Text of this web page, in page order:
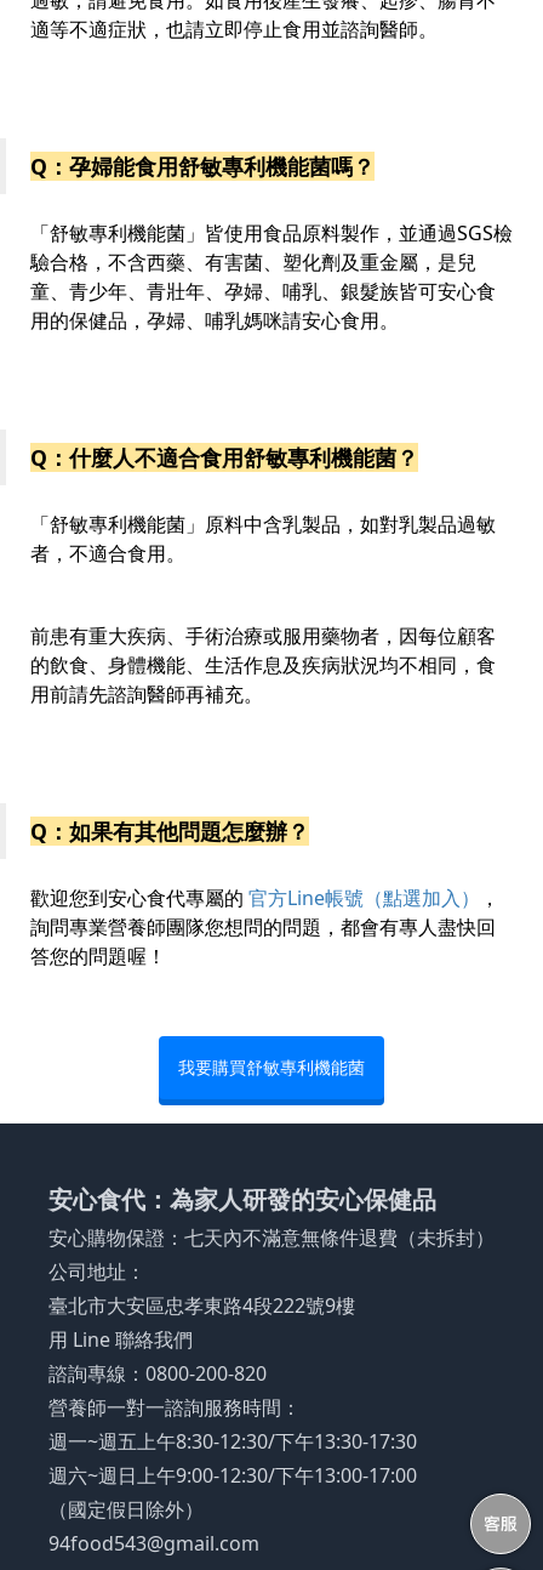
適等不適症狀，也請立即停止食用並諮詢醫師。
Q：孕婦能食用舒敏專利機能菌嗎？
「舒敏專利機能菌」皆使用食品原料製作，並通過SGS檢
驗合格，不含西藥、有害菌、塑化劑及重金屬，是兒
童、青少年、青壯年、孕婦、哺乳、銀髮族皆可安心食
用的保健品，孕婦、哺乳媽咪請安心食用。
Q：什麼人不適合食用舒敏專利機能菌？
「舒敏專利機能菌」原料中含乳製品，如對乳製品過敏
者，不適合食用。
前患有重大疾病、手術治療或服用藥物者，因每位顧客
的飲食、身體機能、生活作息及疾病狀況均不相同，食
用前請先諮詢醫師再補充。
Q：如果有其他問題怎麼辦？
歡迎您到安心食代專屬的 官方Line帳號（點選加入）
，
詢問專業營養師團隊您想問的問題，都會有專人盡快回
答您的問題喔！
我要購買舒敏專利機能菌
安心食代：為家人研發的安心保健品
安心購物保證：七天內不滿意無條件退費（未拆封）
公司地址：
臺北市大安區忠孝東路4段222號9樓
用 Line 聯絡我們
諮詢專線：0800-200-820
營養師一對一諮詢服務時間：
週一~週五上午8:30-12:30/下午13:30-17:30
週六~週日上午9:00-12:30/下午13:00-17:00
（國定假日除外）
94food543@gmail.com